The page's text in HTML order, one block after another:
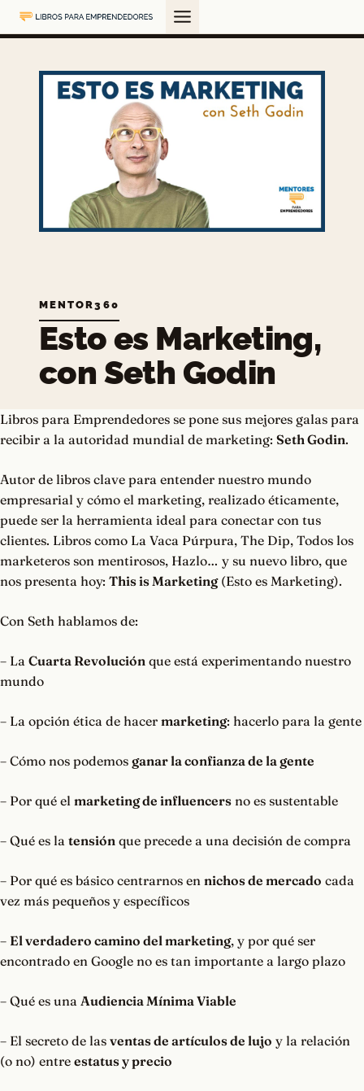
Saltar
al
MENTOR360
Esto es Marketing,
con Seth Godin
Libros para Emprendedores se pone sus mejores galas para
recibir a la autoridad mundial de marketing: Seth Godin.
Autor de libros clave para entender nuestro mundo
empresarial y cómo el marketing, realizado éticamente,
puede ser la herramienta ideal para conectar con tus
clientes. Libros como La Vaca Púrpura, The Dip, Todos los
marketeros son mentirosos, Hazlo… y su nuevo libro, que
nos presenta hoy: This is Marketing(Esto es Marketing).
Con Seth hablamos de:
– La Cuarta Revolución que está experimentando nuestro
mundo
– La opción ética de hacer marketing: hacerlo para la gente
– Cómo nos podemos ganar la confianza de la gente
– Por qué el marketing de influencers no es sustentable
– Qué es la tensión que precede a una decisión de compra
– Por qué es básico centrarnos en nichos de mercado cada
vez más pequeños y específicos
– El verdadero camino del marketing, y por qué ser
encontrado en Google no es tan importante a largo plazo
– Qué es una Audiencia Mínima Viable
– El secreto de las ventas de artículos de lujo y la relación
(o no) entre estatus y precio